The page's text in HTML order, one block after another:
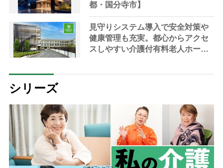
都・国分寺市】
見守りシステム導入で安全対策や
健康管理も充実。都心からアクセ
スしやすい介護付有料老人ホーム
シリーズ